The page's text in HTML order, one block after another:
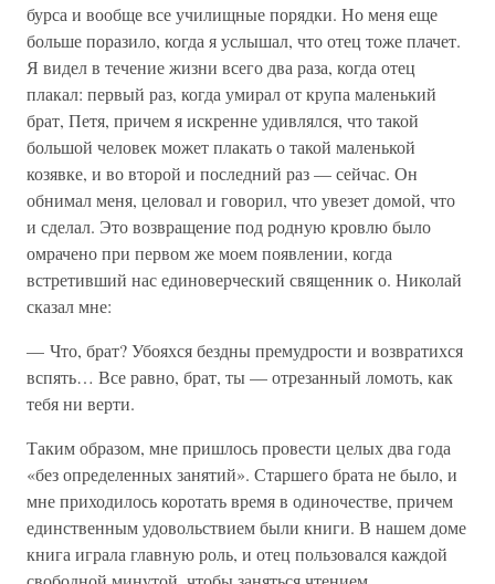
бурса и вообще все училищные порядки. Но меня еще
больше поразило, когда я услышал, что отец тоже плачет.
Я видел в течение жизни всего два раза, когда отец
плакал: первый раз, когда умирал от крупа маленький
брат, Петя, причем я искренне удивлялся, что такой
большой человек может плакать о такой маленькой
козявке, и во второй и последний раз — сейчас. Он
обнимал меня, целовал и говорил, что увезет домой, что
и сделал. Это возвращение под родную кровлю было
омрачено при первом же моем появлении, когда
встретивший нас единоверческий священник о. Николай
сказал мне:
— Что, брат? Убояхся бездны премудрости и возвратихся
вспять… Все равно, брат, ты — отрезанный ломоть, как
тебя ни верти.
Таким образом, мне пришлось провести целых два года
«без определенных занятий». Старшего брата не было, и
мне приходилось коротать время в одиночестве, причем
единственным удовольствием были книги. В нашем доме
книга играла главную роль, и отец пользовался каждой